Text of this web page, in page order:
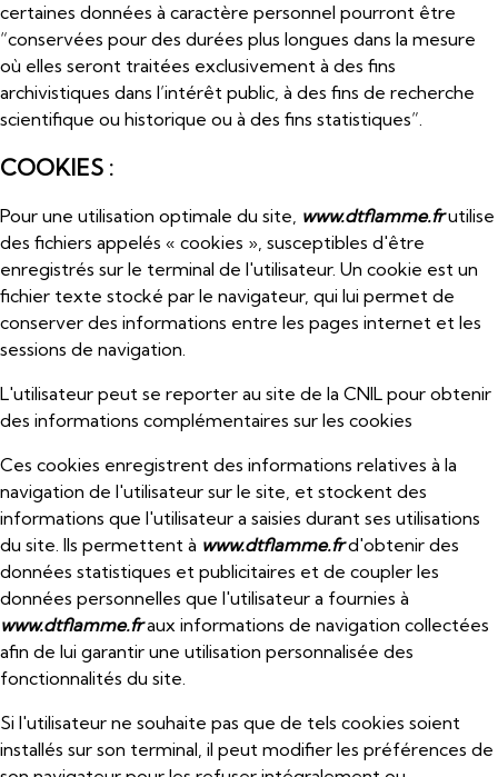
certaines données à caractère personnel pourront être
“conservées pour des durées plus longues dans la mesure
où elles seront traitées exclusivement à des fins
archivistiques dans l’intérêt public, à des fins de recherche
scientifique ou historique ou à des fins statistiques”.
COOKIES :
Pour une utilisation optimale du site, www.dtflamme.frutilise
des fichiers appelés « cookies », susceptibles d'être
enregistrés sur le terminal de l'utilisateur. Un cookie est un
fichier texte stocké par le navigateur, qui lui permet de
conserver des informations entre les pages internet et les
sessions de navigation.
L'utilisateur peut se reporter au site de la CNIL pour obtenir
des informations complémentaires sur les cookies
Ces cookies enregistrent des informations relatives à la
navigation de l'utilisateur sur le site, et stockent des
informations que l'utilisateur a saisies durant ses utilisations
du site. Ils permettent à www.dtflamme.frd'obtenir des
données statistiques et publicitaires et de coupler les
données personnelles que l'utilisateur a fournies à
www.dtflamme.fraux informations de navigation collectées
afin de lui garantir une utilisation personnalisée des
fonctionnalités du site.
Si l'utilisateur ne souhaite pas que de tels cookies soient
installés sur son terminal, il peut modifier les préférences de